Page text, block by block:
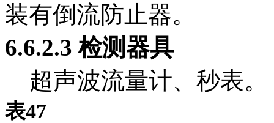
装有倒流防止器。
6.6.2.3检测器具
超声波流量计、秒表。
表47